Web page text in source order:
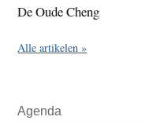
De Oude Cheng
Alle artikelen »
Agenda